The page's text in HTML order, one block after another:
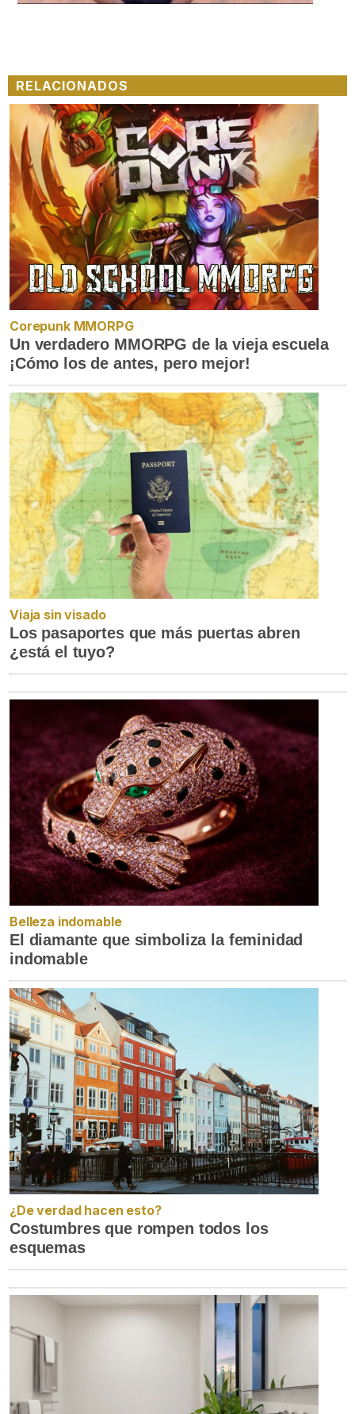
RELACIONADOS
Corepunk MMORPG
Un verdadero MMORPG de la vieja escuela
¡Cómo los de antes, pero mejor!
Viaja sin visado
Los pasaportes que más puertas abren
¿está el tuyo?
Belleza indomable
El diamante que simboliza la feminidad
indomable
¿De verdad hacen esto?
Costumbres que rompen todos los
esquemas